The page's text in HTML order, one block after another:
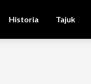
Historia Tajuk